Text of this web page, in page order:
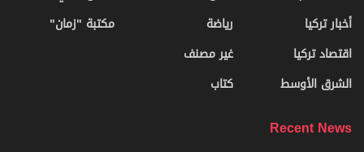
أخبار تركيا
اقتصاد تركيا
الشرق الأوسط
رياضة
غير مصنف
كتاب
مكتبة "زمان"
Recent News